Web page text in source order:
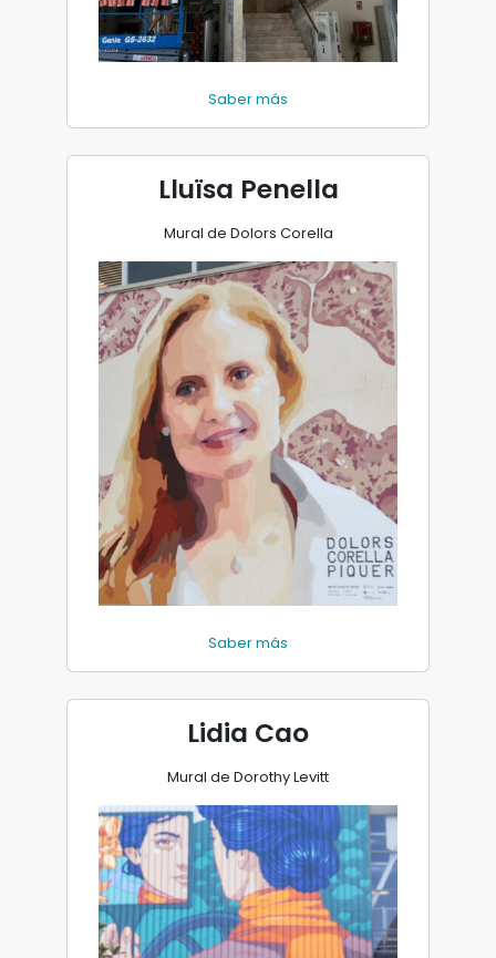
Saber más
Lluïsa Penella
Mural de Dolors Corella
Saber más
Lidia Cao
Mural de Dorothy Levitt